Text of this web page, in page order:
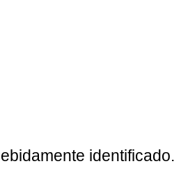
identificado.